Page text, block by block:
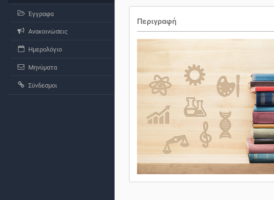
Περιγραφή
Έγγραφα
Ανακοινώσεις
Ημερολόγιο
Μηνύματα
Σύνδεσμοι